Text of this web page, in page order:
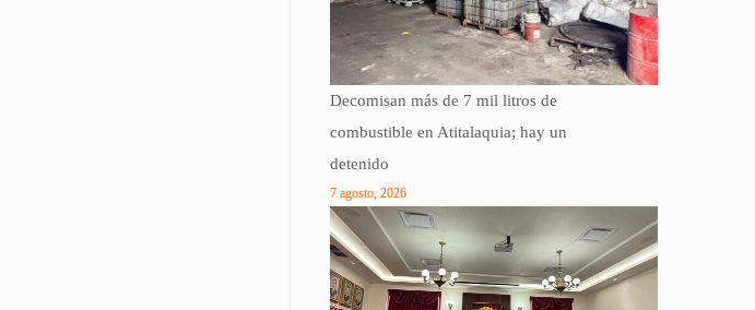
Decomisan más de 7 mil litros de
combustible en Atitalaquia; hay un
detenido
7 agosto, 2026